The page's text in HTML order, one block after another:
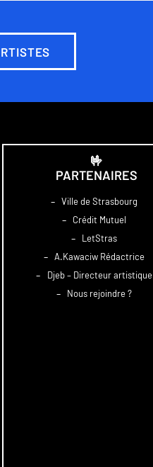
🤟
PARTENAIRES
– Ville de Strasbourg
– Crédit Mutuel
– LetStras
– A.Kawaciw Rédactrice
– Djeb – Directeur artistique
– Nous rejoindre ?